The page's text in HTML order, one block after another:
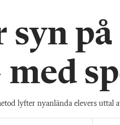
syn
lyfter nyanlända elevers uttal